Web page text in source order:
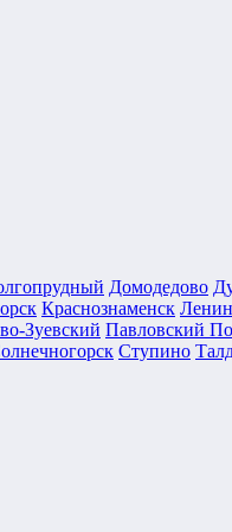
Домодедово
Краснознаменск
Зуевский Павловский
Ступино